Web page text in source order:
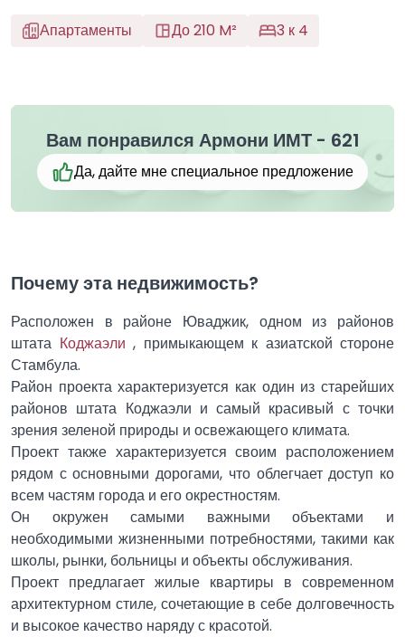
Апартаменты
До 210 M² 3 к 4
Вам понравился Армони ИМТ - 621
Да, дайте мне специальное предложение
Почему эта недвижимость?
Расположен в районе Юваджик, одном из районов
штата Коджаэли , примыкающем к азиатской стороне
Стамбула.
Район проекта характеризуется как один из старейших
районов штата Коджаэли и самый красивый с точки
зрения зеленой природы и освежающего климата.
Проект также характеризуется своим расположением
рядом с основными дорогами, что облегчает доступ ко
всем частям города и его окрестностям.
Он окружен самыми важными объектами и
необходимыми жизненными потребностями, такими как
школы, рынки, больницы и объекты обслуживания.
Проект предлагает жилые квартиры в современном
архитектурном стиле, сочетающие в себе долговечность
и высокое качество наряду с красотой.